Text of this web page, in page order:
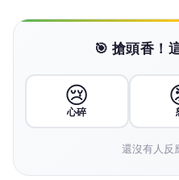
🎯 搶頭香！
😢
心碎
還沒有人反